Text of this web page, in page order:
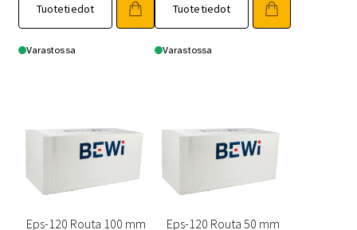
Tuotetiedot
Varastossa
Tuotetiedot
Varastossa
Eps-120 Routa 100 mm Eps-120 Routa 50 mm